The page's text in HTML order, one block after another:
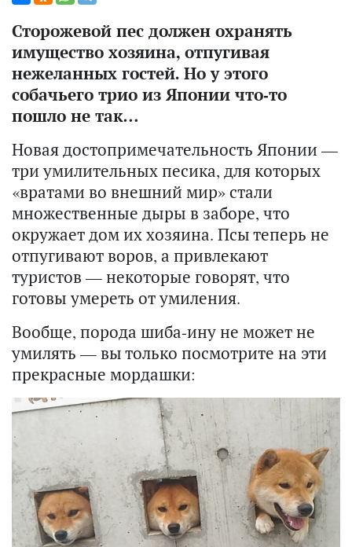
Сторожевой пес должен охранять
имущество хозяина, отпугивая
нежеланных гостей. Но у этого
собачьего трио из Японии что-то
пошло не так…
Новая достопримечательность Японии —
три умилительных песика, для которых
«вратами во внешний мир» стали
множественные дыры в заборе, что
окружает дом их хозяина. Псы теперь не
отпугивают воров, а привлекают
туристов — некоторые говорят, что
готовы умереть от умиления.
Вообще, порода шиба-ину не может не
умилять — вы только посмотрите на эти
прекрасные мордашки: